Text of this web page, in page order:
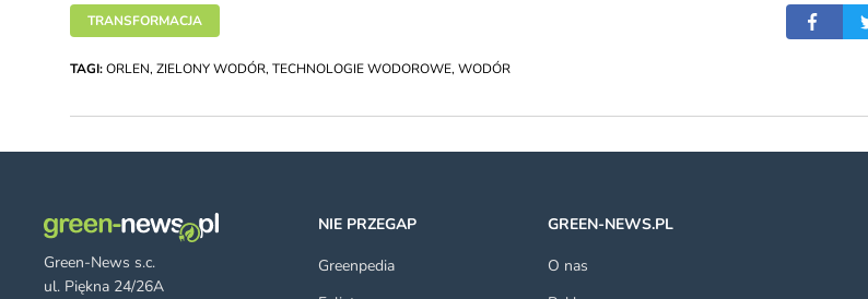
TRANSFORMACJA
TAGI:ORLEN, ZIELONY WODÓR, TECHNOLOGIE WODOROWE, WODÓR
Green-News s.c.
ul. Piękna 24/26A
NIE PRZEGAP
Greenpedia
GREEN-NEWS.PL
O nas